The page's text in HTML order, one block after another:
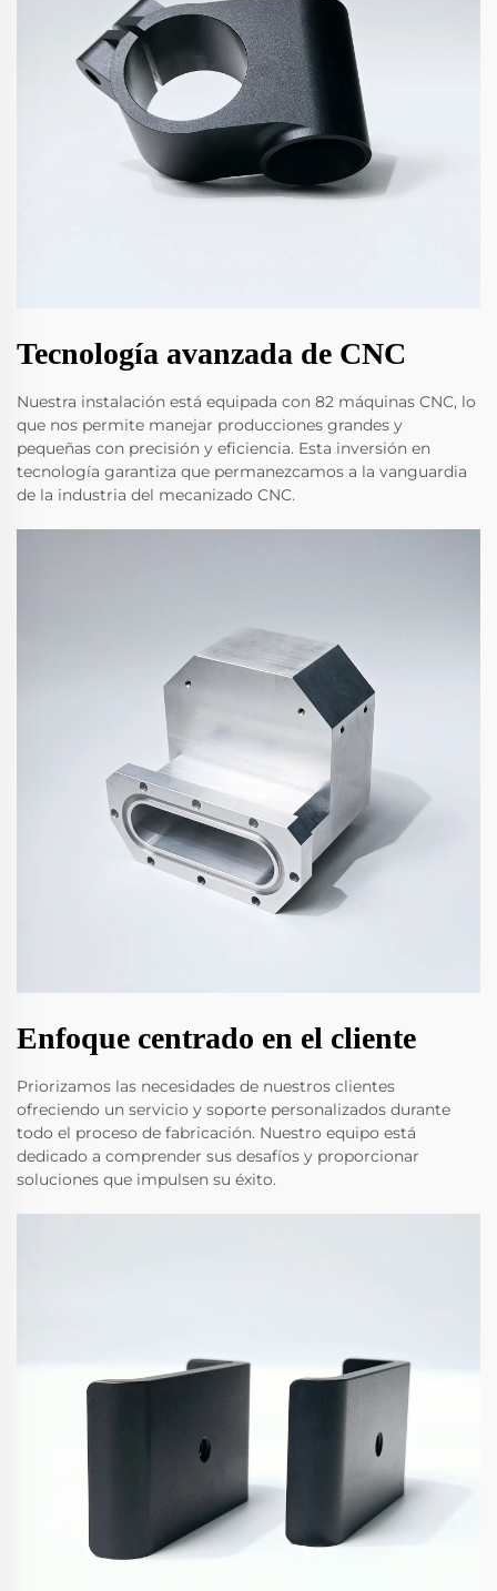
Tecnología avanzada de CNC
Nuestra instalación está equipada con 82 máquinas CNC, lo
que nos permite manejar producciones grandes y
pequeñas con precisión y eficiencia. Esta inversión en
tecnología garantiza que permanezcamos a la vanguardia
de la industria del mecanizado CNC.
Enfoque centrado en el cliente
Priorizamos las necesidades de nuestros clientes
ofreciendo un servicio y soporte personalizados durante
todo el proceso de fabricación. Nuestro equipo está
dedicado a comprender sus desafíos y proporcionar
soluciones que impulsen su éxito.